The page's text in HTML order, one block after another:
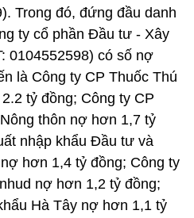
Trong đó, đứng đầu danh
ty cổ phần Đầu tư - Xây
0104552598) có số nợ
là Công ty CP Thuốc Thú
tỷ đồng; Công ty CP
thôn nợ hơn 1,7 tỷ
nhập khẩu Đầu tư và
hơn 1,4 tỷ đồng; Công ty
nợ hơn 1,2 tỷ đồng;
Hà Tây nợ hơn 1,1 tỷ